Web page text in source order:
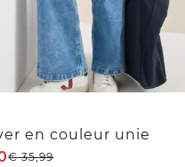
en couleur unie
€35,99